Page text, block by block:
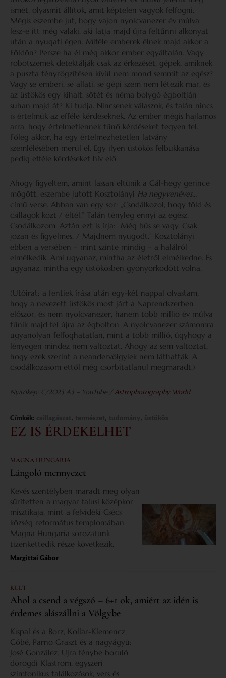
ismét, olyasmit állítok, amit képtelen vagyok felfogni.
Mégis eszembe jut, hogy vajon nyolcvanezer év múlva
lesz-e itt még valaki, aki látja majd újra feltűnni alkonyat
után a nyugati égen. Miféle emberek élnek majd akkor a
Földön? Persze ha él még akkor ember egyáltalán. Vagy
robotszemek detektálják csak az érkezését, gépek, amiknek
a puszta tényrögzítésen kívül nem mond semmit az egész?
Vagy se emberi, se állati, se gépi szem nem létezik már, és
az üstökös egy kihalt, sötét és néma bolygó égboltján
suhan majd át? Ki tudja. Nincsenek válaszok, és talán nincs
is értelmük az efféle kérdéseknek. Az ember mégis hajlamos
arra, hogy értelmetlennek tűnő kérdéseket tegyen fel.
Főleg akkor, ha egy értelmezhetetlen látvány
szemlélésében merül el. Egy ilyen üstökös felbukkanása
pedig efféle kérdéseket hív elő.
Ahogy figyeltem, amint lassan eltűnik a Gál-hegy gerince
mögött, eszembe jutott Kosztolányi Ha negyvenéves…
című verse. Abban van egy sor: „Csodálkozol, hogy föld és
csillagok közt / éltél.” Talán tényleg ennyi az egész.
Csodálkozom. Aztán ezt is írja: „Még bús se vagy. Csak
józan és figyelmes. / Majdnem nyugodt.” Kosztolányi
ebben a versében – mint szinte mindig – a halálról
elmélkedik. Ami ugyanaz, mintha az életről elmélkedne. És
ugyanaz, mintha egy üstökösben gyönyörködött volna.
(Utóirat: a fentiek írása után egy-két nappal olvastam,
hogy a nevezett üstökös most járt a Naprendszerben
először, és nem nyolcvanezer, hanem több millió év múlva
tűnik majd fel újra az égbolton. A nyolcvanezer számomra
ugyanolyan felfoghatatlan, mint a több millió, úgyhogy a
lényegen mindez nem változtat. Ahogy az sem változtat,
hogy ezek szerint a neandervölgyiek nem láthatták. A
csodálkozásom ettől még csorbítatlanul megmaradt.)
Nyitókép: C/2023 A3 – YouTube / Astrophotography World
Címkék: , , ,
EZ IS ÉRDEKELHET
MAGNA HUNGARIA
Lángoló mennyezet
Kevés szentélyben maradt meg olyan
sűrítetten a magyar falusi középkor
misztikája, mint a felvidéki Csécs
község református templomában.
Magna Hungaria sorozatunk
tizenkettedik része következik.
Margittai Gábor
KULT
Ahol a csend a végszó – 6+1 ok, amiért az idén is
érdemes alászállni a Völgybe
Kispál és a Borz, Kollár-Klemencz,
Góbé, Parno Graszt és a nagyágyú:
José González. Újra fénybe boruló
dörögdi Klastrom, egyszeri
szimfonikus találkozások, vers és